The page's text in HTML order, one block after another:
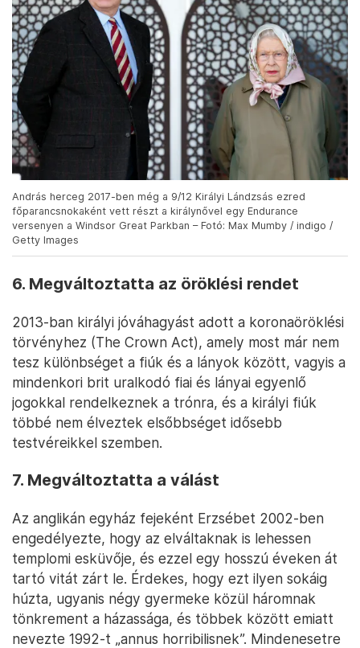
András herceg 2017-ben még a 9/12 Királyi Lándzsás ezred
főparancsnokaként vett részt a királynővel egy Endurance
versenyen a Windsor Great Parkban – Fotó: Max Mumby / indigo /
Getty Images
6. Megváltoztatta az öröklési rendet
2013-ban királyi jóváhagyást adott a koronaöröklési
törvényhez (The Crown Act), amely most már nem
tesz különbséget a fiúk és a lányok között, vagyis a
mindenkori brit uralkodó fiai és lányai egyenlő
jogokkal rendelkeznek a trónra, és a királyi fiúk
többé nem élveztek elsőbbséget idősebb
testvéreikkel szemben.
7. Megváltoztatta a válást
Az anglikán egyház fejeként Erzsébet 2002-ben
engedélyezte, hogy az elváltaknak is lehessen
templomi esküvője, és ezzel egy hosszú éveken át
tartó vitát zárt le. Érdekes, hogy ezt ilyen sokáig
húzta, ugyanis négy gyermeke közül háromnak
tönkrement a házassága, és többek között emiatt
nevezte 1992-t „annus horribilisnek”. Mindenesetre